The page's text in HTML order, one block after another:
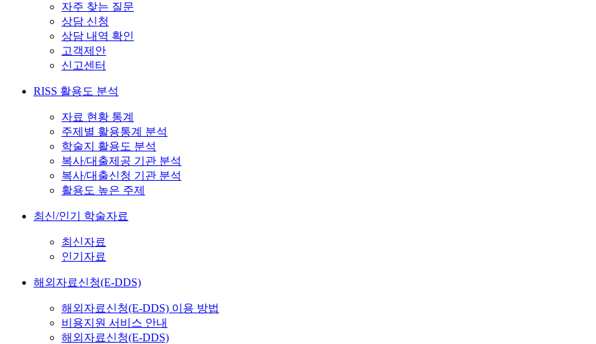
자주 찾는 질문
상담 신청
상담 내역 확인
고객제안
신고센터
RISS 활용도 분석
자료 현황 통계
주제별 활용통계 분석
학술지 활용도 분석
복사/대출제공 기관 분석
복사/대출신청 기관 분석
활용도 높은 주제
최신/인기 학술자료
최신자료
인기자료
해외자료신청(E-DDS)
해외자료신청(E-DDS) 이용 방법
비용지원 서비스 안내
해외자료신청(E-DDS)